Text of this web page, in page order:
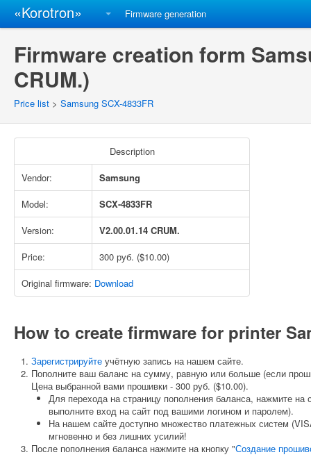
«Korotron» Firmware generation
Firmware creation form
CRUM.)
Price list > Samsung SCX-4833FR
Description
Vendor:
Samsung
Model:
SCX-4833FR
Version:
V2.00.01.14 CRUM.
Price:
300 руб. ($10.00)
Original firmware: Download
How to create firmware for printer
Зарегистрируйте учётную запись на нашем сайте.
Пополните ваш баланс на сумму, равную или больше (если
Цена выбранной вами прошивки - 300 руб. ($10.00).
Для перехода на страницу пополнения баланса, нажмите на
выполните вход на сайт под вашими логином и паролем).
На нашем сайте доступно множество платежных систем
мгновенно и без лишних усилий!
После пополнения баланса нажмите на кнопку "Создание